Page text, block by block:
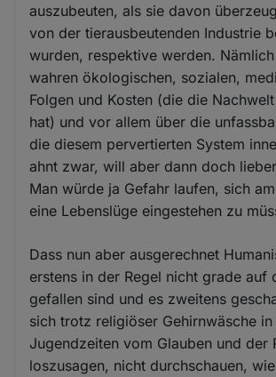
auszubeuten, als sie davon
von der tierausbeutenden Industrie
wurden, respektive werden.
wahren ökologischen, sozialen,
Folgen und Kosten (die die
hat) und vor allem über die
die diesem pervertierten System
ahnt zwar, will aber dann doch
Man würde ja Gefahr laufen, sich
eine Lebenslüge eingestehen zu
Dass nun aber ausgerechnet
erstens in der Regel nicht grade auf
gefallen sind und es zweitens
sich trotz religiöser Gehirnwäsche
Jugendzeiten vom Glauben und der
loszusagen, nicht durchschauen,